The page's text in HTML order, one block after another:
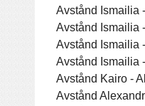
Avstånd Ismailia
Avstånd Ismailia
Avstånd Ismailia
Avstånd Ismailia
Avstånd Kairo -
Avstånd